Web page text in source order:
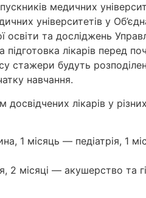
медичних
університетів у
та досліджень
лікарів перед
стажери будуть
навчання.
лікарів у різних
1 місяць — педіатрія, 1
2 місяці — акушерство та